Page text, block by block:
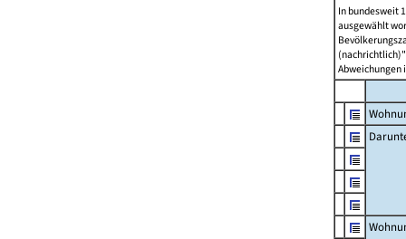
In bundesweit
ausgewählt
Abweichungen